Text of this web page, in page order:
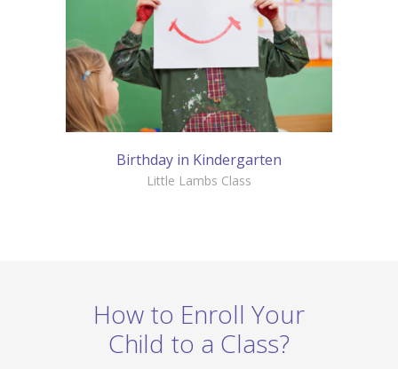
Birthday in Kindergarten
Little Lambs Class
How to Enroll Your
Child to a Class?